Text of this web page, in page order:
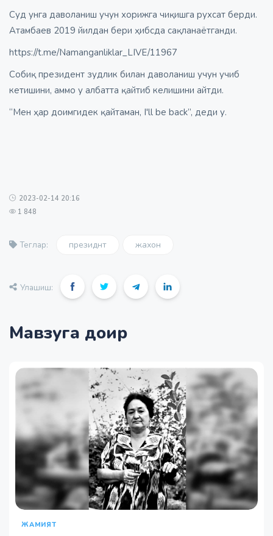
Суд унга даволаниш учун хорижга чиқишга рухсат берди.
Атамбаев 2019 йилдан бери ҳибсда сақланаётганди.
https://t.me/Namanganliklar_LIVE/11967
Собиқ президент зудлик билан даволаниш учун учиб
кетишини, аммо у албатта қайтиб келишини айтди.
“Мен ҳар доимгидек қайтаман, I'll be back”, деди у.
2023-02-14 20:16
1 848
Теглар: президнт жахон
Улашиш:
Мавзуга доир
ЖАМИЯТ